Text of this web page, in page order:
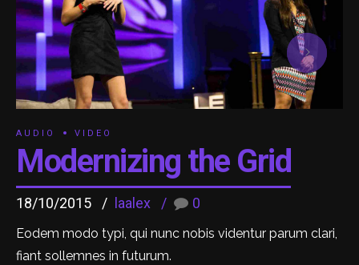
AUDIO VIDEO
Modernizing the Grid
18/10/2015 laalex 0
Eodem modo typi, qui nunc nobis videntur parum clari,
fiant sollemnes in futurum.